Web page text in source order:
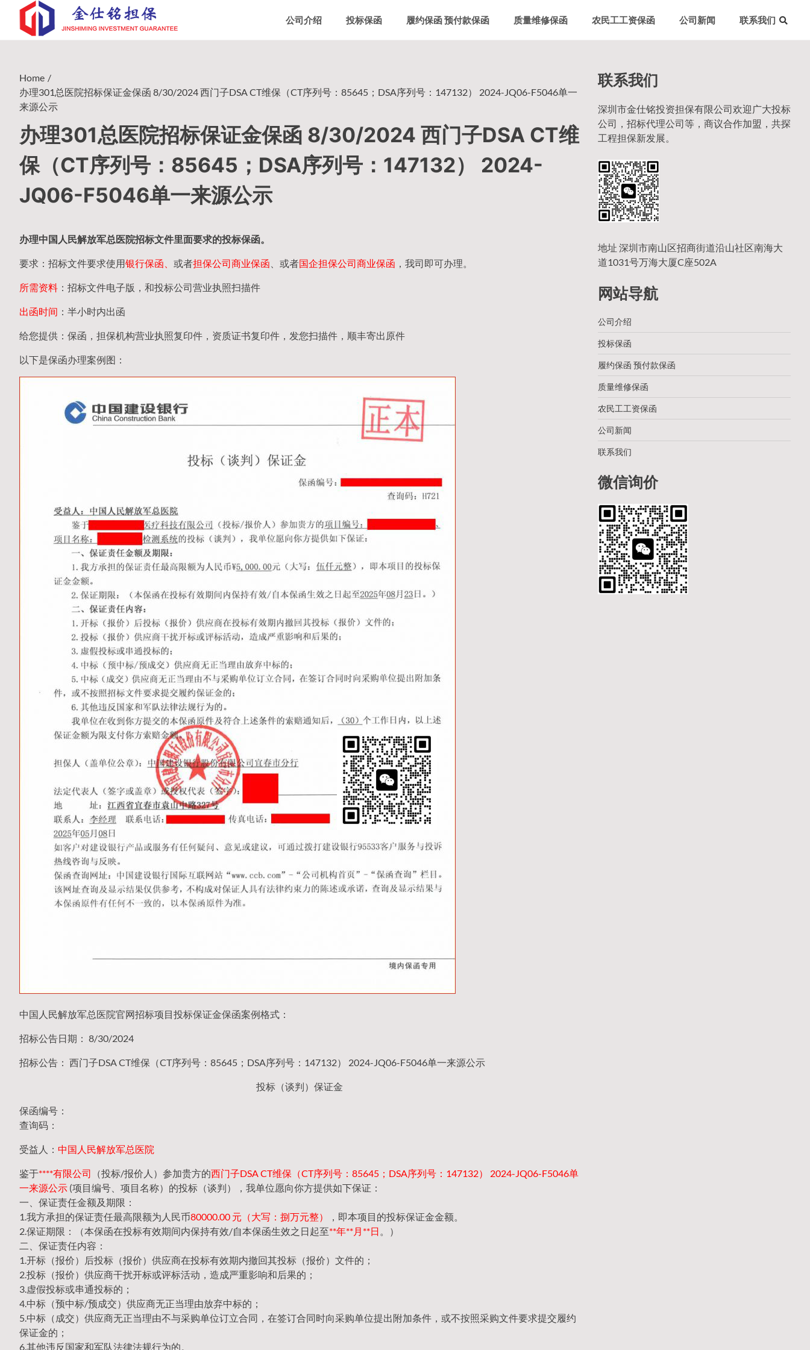
content
公司介绍 投标保函 履约保函 预付款保函 质量维修保函 农民工工资保函 公司新闻 联系我们
Home
办理301总医院招标保证金保函 8/30/2024 西门子DSA CT维保（CT序列号：85645；DSA序列号：147132） 2024-JQ06-F5046单一
来源公示
办理301总医院招标保证金保函 8/30/2024 西门子DSA CT维
保（CT序列号：85645；DSA序列号：147132） 2024-
JQ06-F5046单一来源公示
办理中国人民解放军总医院招标文件里面要求的投标保函。
要求：招标文件要求使用银行保函、 或者担保公司商业保函 、或者国企担保公司商业保函 ，我司即可办理。
所需资料 ：招标文件电子版，和投标公司营业执照扫描件
出函时间 ：半小时内出函
给您提供：保函，担保机构营业执照复印件，资质证书复印件，发您扫描件，顺丰寄出原件
以下是保函办理案例图：
中国人民解放军总医院官网招标项目投标保证金保函案例格式：
招标公告日期： 8/30/2024
招标公告： 西门子DSA CT维保（CT序列号：85645；DSA序列号：147132） 2024-JQ06-F5046单一来源公示
投标（谈判）保证金
保函编号：
查询码：
受益人： 中国人民解放军总医院
鉴于****有限公司 （投标/报价人）参加贵方的西门子DSA CT维保（CT序列号：85645；DSA序列号：147132） 2024-JQ06-F5046单
一来源公示 (项目编号、项目名称）的投标（谈判），我单位愿向你方提供如下保证：
一、保证责任金额及期限：
1.我方承担的保证责任最高限额为人民币80000.00 元（大写：捌万元整）
，即本项目的投标保证金金额。
2.保证期限：（本保函在投标有效期间内保持有效/自本保函生效之日起至**年**月**日 。）
二、保证责任内容：
1.开标（报价）后投标（报价）供应商在投标有效期内撤回其投标（报价）文件的；
2.投标（报价）供应商干扰开标或评标活动，造成严重影响和后果的；
3.虚假投标或串通投标的；
4.中标（预中标/预成交）供应商无正当理由放弃中标的；
5.中标（成交）供应商无正当理由不与采购单位订立合同，在签订合同时向采购单位提出附加条件，或不按照采购文件要求提交履约
保证金的；
6.其他违反国家和军队法律法规行为的。
联系我们
深圳市金仕铭投资担保有限公司欢迎广大投标
公司，招标代理公司等，商议合作加盟，共探
工程担保新发展。
地址 深圳市南山区招商街道沿山社区南海大
道1031号万海大厦C座502A
网站导航
公司介绍
投标保函
履约保函 预付款保函
质量维修保函
农民工工资保函
公司新闻
联系我们
微信询价